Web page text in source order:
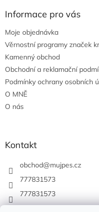
Informace pro vás
Moje objednávka
Věrnostní programy značek
Kamenný obchod
Obchodní a reklamační
Podmínky ochrany osobních
O MNĚ
O nás
Kontakt
obchod@mujpes.cz
777831573
777831573